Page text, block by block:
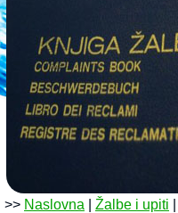
>> Naslovna Žalbe i upiti